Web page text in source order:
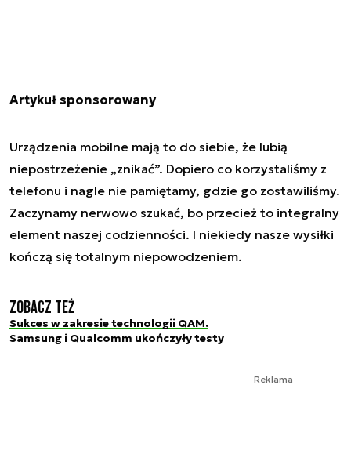
Artykuł sponsorowany
Urządzenia mobilne mają to do siebie, że lubią
niepostrzeżenie „znikać”. Dopiero co korzystaliśmy z
telefonu i nagle nie pamiętamy, gdzie go zostawiliśmy.
Zaczynamy nerwowo szukać, bo przecież to integralny
element naszej codzienności. I niekiedy nasze wysiłki
kończą się totalnym niepowodzeniem.
Zobacz też
Sukces w zakresie technologii QAM.
Samsung i Qualcomm ukończyły testy
Reklama